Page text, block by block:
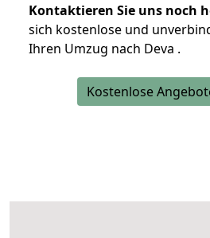
Kontaktieren Sie uns noch
sich kostenlose und
Ihren Umzug nach Deva .
Kostenlose